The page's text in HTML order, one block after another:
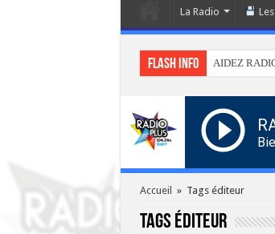
La Radio
Flash info AIDEZ
Accueil » Tags éditeur
Tags éditeur